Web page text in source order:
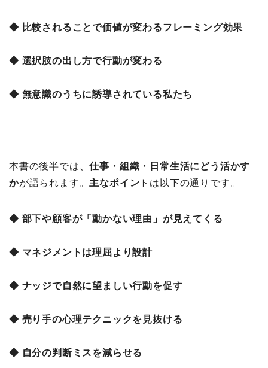
◆ 比較されることで価値が変わるフレーミング効果
◆ 選択肢の出し方で行動が変わる
◆ 無意識のうちに誘導されている私たち
本書の後半では、仕事・組織・日常生活にどう活かす
かが語られます。 主なポイン トは以下の通りです。
◆ 部下や顧客が「動かない理由」が見えてくる
◆ マネジメントは理屈より設計
◆ ナッジで自然に望ましい行動を促す
◆ 売り手の心理テクニックを見抜ける
◆ 自分の判断ミスを減らせる